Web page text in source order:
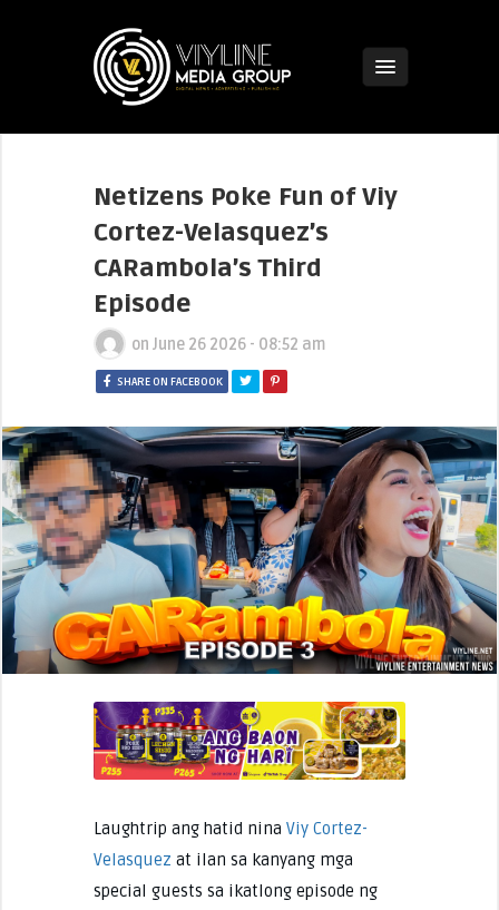
Netizens Poke Fun of Viy
Cortez-Velasquez’s
CARambola’s Third
Episode
on June 26 2026 - 08:52 am
SHARE ON FACEBOOK
Laughtrip ang hatid nina Viy Cortez-
Velasquez at ilan sa kanyang mga
special guests sa ikatlong episode ng